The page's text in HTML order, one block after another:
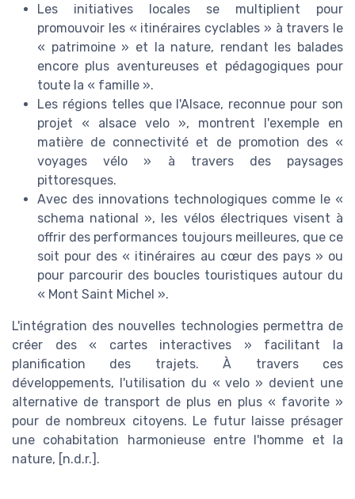
Les initiatives locales se multiplient pour
promouvoir les « itinéraires cyclables » à travers le
« patrimoine » et la nature, rendant les balades
encore plus aventureuses et pédagogiques pour
toute la « famille ».
Les régions telles que l'Alsace, reconnue pour son
projet « alsace velo », montrent l'exemple en
matière de connectivité et de promotion des «
voyages vélo » à travers des paysages
pittoresques.
Avec des innovations technologiques comme le «
schema national », les vélos électriques visent à
offrir des performances toujours meilleures, que ce
soit pour des « itinéraires au cœur des pays » ou
pour parcourir des boucles touristiques autour du
« Mont Saint Michel ».
L'intégration des nouvelles technologies permettra de
créer des « cartes interactives » facilitant la
planification des trajets. À travers ces
développements, l'utilisation du « velo » devient une
alternative de transport de plus en plus « favorite »
pour de nombreux citoyens. Le futur laisse présager
une cohabitation harmonieuse entre l'homme et la
nature, [n.d.r.].